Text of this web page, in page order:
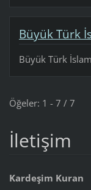
Büyük Türk
Büyük Türk
Öğeler: 1 - 7 / 7
İletişim
Kardeşim Kuran